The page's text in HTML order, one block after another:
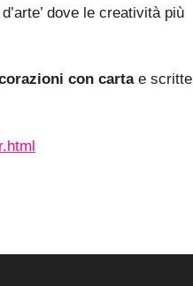
dove le creatività più
con cartae scritte